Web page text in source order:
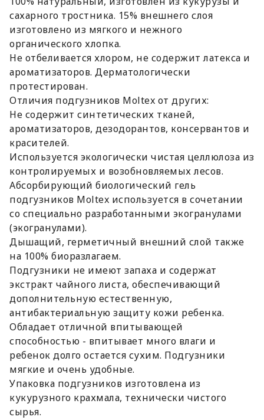
сахарного тростника. 15% внешнего слоя
изготовлено из мягкого и нежного
органического хлопка.
Не отбеливается хлором, не содержит латекса и
ароматизаторов. Дерматологически
протестирован.
Отличия подгузников Moltex от других:
Не содержит синтетических тканей,
ароматизаторов, дезодорантов, консервантов и
красителей.
Используется экологически чистая целлюлоза из
контролируемых и возобновляемых лесов.
Абсорбирующий биологический гель
подгузников Moltex используется в сочетании
со специально разработанными экогранулами
(экогранулами).
Дышащий, герметичный внешний слой также
на 100% биоразлагаем.
Подгузники не имеют запаха и содержат
экстракт чайного листа, обеспечивающий
дополнительную естественную,
антибактериальную защиту кожи ребенка.
Обладает отличной впитывающей
способностью - впитывает много влаги и
ребенок долго остается сухим. Подгузники
мягкие и очень удобные.
Упаковка подгузников изготовлена из
кукурузного крахмала, технически чистого
сырья.